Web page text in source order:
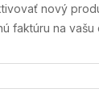
nový
faktúru na vašu